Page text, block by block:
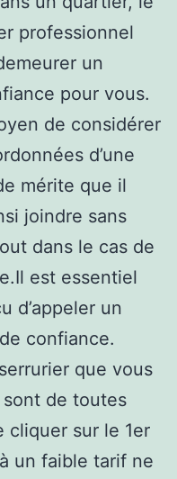
professionnel
un
pour vous.
de considérer
d’une
mérite que il
joindre sans
dans le cas de
est essentiel
d’appeler un
confiance.
que vous
de toutes
cliquer sur le 1er
un faible tarif ne